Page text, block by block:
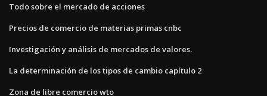
Todo sobre el mercado de acciones
Precios de comercio de materias primas cnbc
Investigación y análisis de mercados de valores.
La determinación de los tipos de cambio capítulo 2
Zona de libre comercio wto